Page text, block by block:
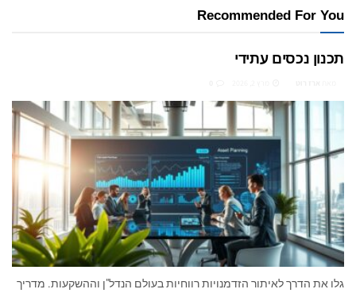
Recommended For You
תכנון נכסים עתידי
גלו את הדרך לאיתור הזדמנויות רווחיות בעולם הנדל"ן וההשקעות. מדריך